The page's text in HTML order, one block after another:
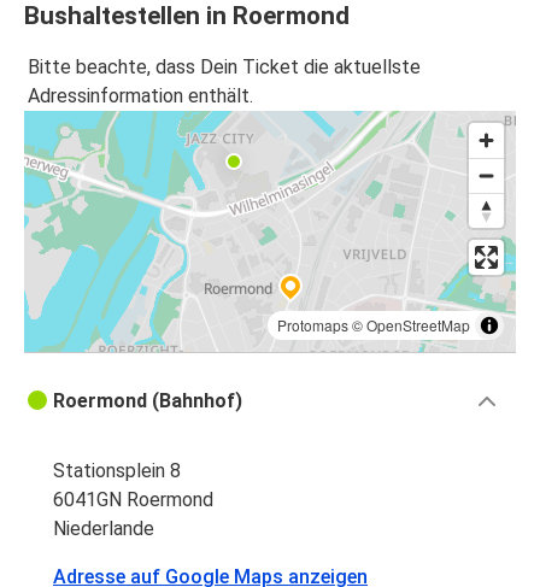
Roermond
Brüssel
Köln
Roermond
Roermond
Amsterdam
Amsterdam
Roermond
Köln
Aachen
Roermond
Bushaltestellen in Roermond
Bitte beachte, dass Dein Ticket die aktuellste
Adressinformation enthält.
Protomaps©OpenStreetMap
Roermond (Bahnhof)
Stationsplein 8
6041GN Roermond
Niederlande
Adresse auf Google Maps anzeigen